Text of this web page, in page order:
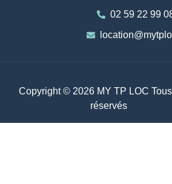
02 59 22 99
Copyright © 2026 MY TP LOC
réservés